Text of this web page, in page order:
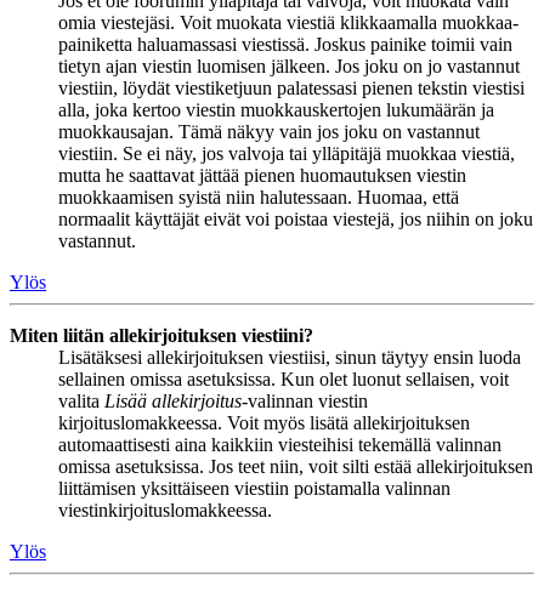
omia viestejäsi. Voit muokata viestiä klikkaamalla muokkaa-
painiketta haluamassasi viestissä. Joskus painike toimii vain
tietyn ajan viestin luomisen jälkeen. Jos joku on jo vastannut
viestiin, löydät viestiketjuun palatessasi pienen tekstin viestisi
alla, joka kertoo viestin muokkauskertojen lukumäärän ja
muokkausajan. Tämä näkyy vain jos joku on vastannut
viestiin. Se ei näy, jos valvoja tai ylläpitäjä muokkaa viestiä,
mutta he saattavat jättää pienen huomautuksen viestin
muokkaamisen syistä niin halutessaan. Huomaa, että
normaalit käyttäjät eivät voi poistaa viestejä, jos niihin on joku
vastannut.
Ylös
Miten liitän allekirjoituksen viestiini?
Lisätäksesi allekirjoituksen viestiisi, sinun täytyy ensin luoda
sellainen omissa asetuksissa. Kun olet luonut sellaisen, voit
valita Lisää allekirjoitus-valinnan viestin
kirjoituslomakkeessa. Voit myös lisätä allekirjoituksen
automaattisesti aina kaikkiin viesteihisi tekemällä valinnan
omissa asetuksissa. Jos teet niin, voit silti estää allekirjoituksen
liittämisen yksittäiseen viestiin poistamalla valinnan
viestinkirjoituslomakkeessa.
Ylös